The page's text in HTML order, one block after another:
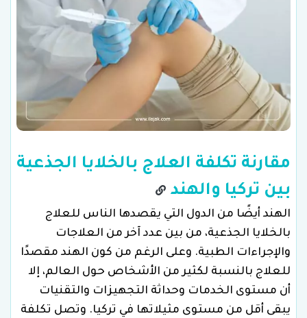
مقارنة تكلفة العلاج بالخلايا الجذعية
بين تركيا والهند
الهند أيضًا من الدول التي يقصدها الناس للعلاج
بالخلايا الجذعية، من بين عدد آخر من العلاجات
والإجراءات الطبية. وعلى الرغم من كون الهند مقصدًا
للعلاج بالنسبة لكثير من الأشخاص حول العالم، إلا
أن مستوى الخدمات وحداثة التجهيزات والتقنيات
يبقى أقل من مستوى مثيلاتها في تركيا. وتصل تكلفة